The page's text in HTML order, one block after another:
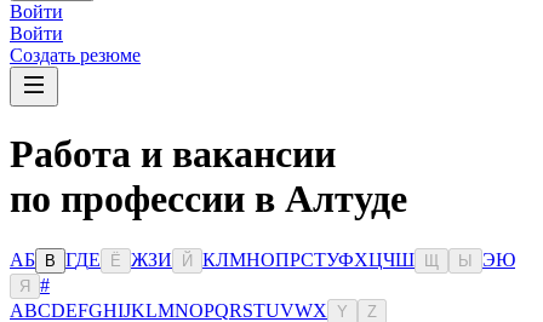
Войти
Войти
Создать резюме
Работа и вакансии
по профессии в Алтуде
АБ В ГДЕ Ё ЖЗИ Й КЛМНОПРСТУФХЦЧШ Ы ЭЮ
Я
#
ABCDEFGHIJKLMNOPQRSTUVWX Y Z